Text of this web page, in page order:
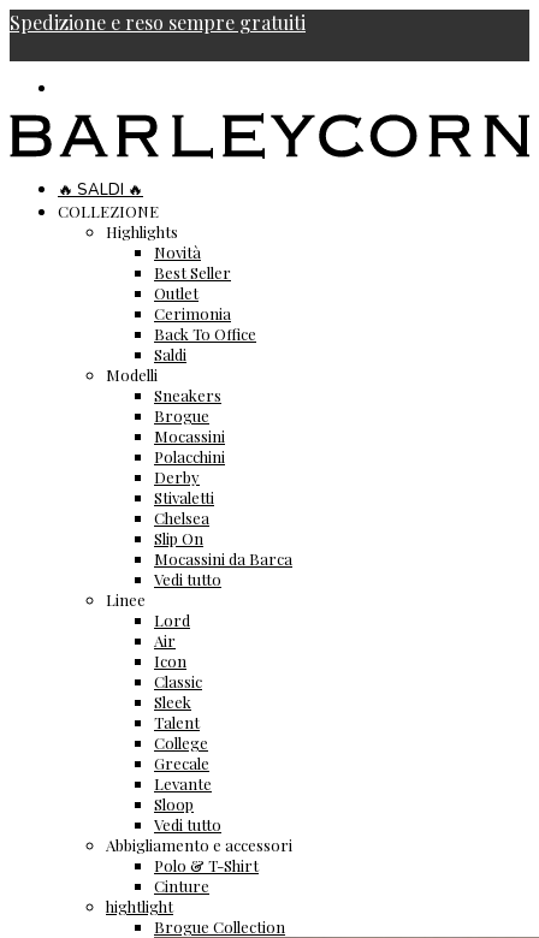
Spedizione e reso sempre gratuiti
🔥 SALDI 🔥
COLLEZIONE
Highlights
Novità
Best Seller
Outlet
Cerimonia
Back To Office
Saldi
Modelli
Sneakers
Brogue
Mocassini
Polacchini
Derby
Stivaletti
Chelsea
Slip On
Mocassini da Barca
Vedi tutto
Linee
Lord
Air
Icon
Classic
Sleek
Talent
College
Grecale
Levante
Sloop
Vedi tutto
Abbigliamento e accessori
Polo & T-Shirt
Cinture
hightlight
Brogue Collection